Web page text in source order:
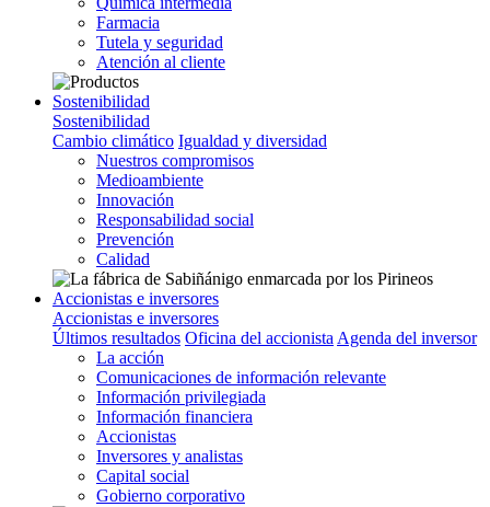
Farmacia
Tutela y seguridad
Atención al cliente
Sostenibilidad
Sostenibilidad
Cambio climático Igualdad y diversidad
Nuestros compromisos
Medioambiente
Innovación
Responsabilidad social
Prevención
Calidad
Accionistas e inversores
Accionistas e inversores
Últimos resultados Oficina del accionista Agenda del inversor
La acción
Comunicaciones de información relevante
Información privilegiada
Información financiera
Accionistas
Inversores y analistas
Capital social
Gobierno corporativo